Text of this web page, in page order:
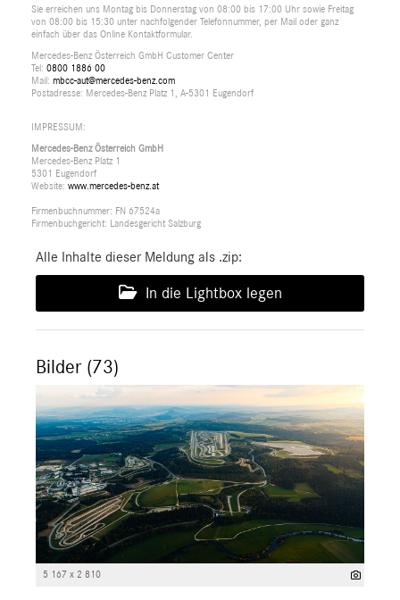
Sie erreichen uns Montag bis Donnerstag von 08:00 bis 17:00 Uhr sowie Freitag
von 08:00 bis 15:30 unter nachfolgender Telefonnummer, per Mail oder ganz
einfach über das Online Kontaktformular.
Mercedes-Benz Österreich GmbH Customer Center
Tel: 0800 1886 00
Mail: mbcc-aut@mercedes-benz.com
Postadresse: Mercedes-Benz Platz 1, A-5301 Eugendorf
IMPRESSUM:
Mercedes-Benz Österreich GmbH
Mercedes-Benz Platz 1
5301 Eugendorf
Website: www.mercedes-benz.at
Firmenbuchnummer: FN 67524a
Firmenbuchgericht: Landesgericht Salzburg
Alle Inhalte dieser Meldung als .zip:
In die Lightbox legen
Bilder (73)
5 167 x 2 810